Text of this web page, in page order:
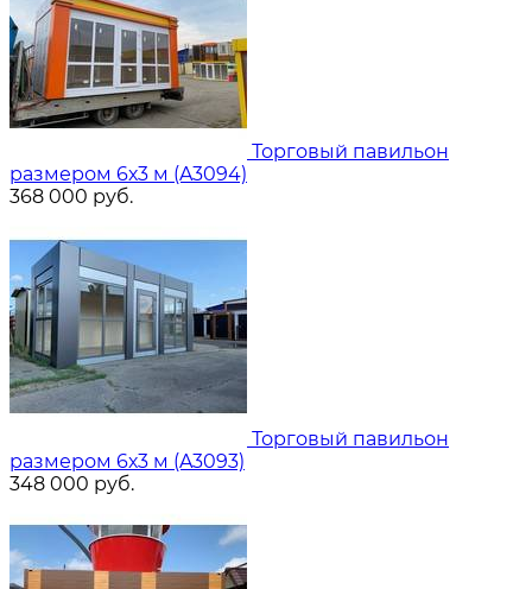
Торговый павильон
размером 6х3 м (A3094)
368 000 руб.
Торговый павильон
размером 6х3 м (A3093)
348 000 руб.